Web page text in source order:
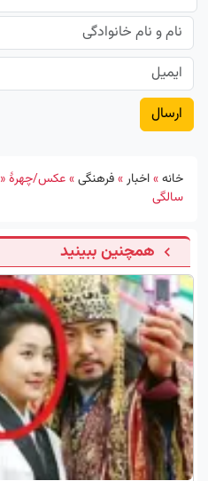
خانه»اخبار»فرهنگی»
سالگی
همچنین ببینید